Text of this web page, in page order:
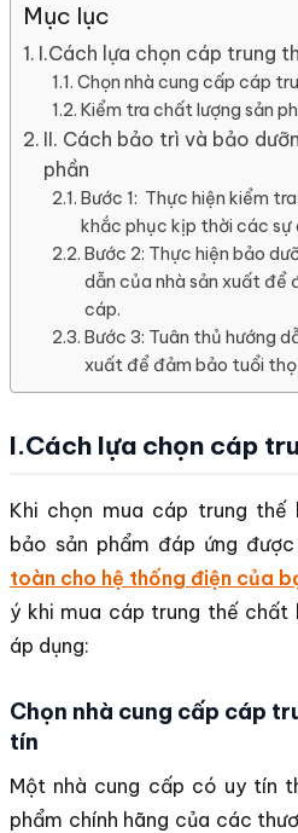
Mục lục
I.Cách lựa chọn cáp trung
Chọn nhà cung cấp cáp
Kiểm tra chất lượng sản
II. Cách bảo trì và bảo
phần
Bước 1: Thực hiện kiểm
khắc phục kịp thời các sự
Bước 2: Thực hiện bảo
dẫn của nhà sản xuất để
cáp.
Bước 3: Tuân thủ hướng
xuất để đảm bảo tuổi
I.Cách lựa chọn cáp
Khi chọn mua cáp trung thế
bảo sản phẩm đáp ứng
toàn cho hệ thống điện của
ý khi mua cáp trung thế chất
áp dụng:
Chọn nhà cung cấp cáp
tín
Một nhà cung cấp có uy tín
phẩm chính hãng của các